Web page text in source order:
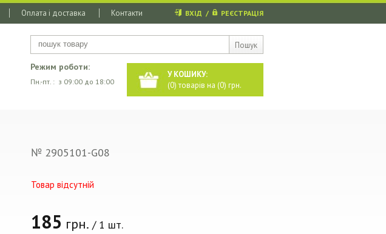
Пошук
Оплата і доставка Контакти ВХІД / РЕЄСТРАЦІЯ
У КОШИКУ:
(0) товарів на (0) грн.
Режим роботи:
Пн.-пт. : з 09:00 до 18:00
№ 2905101-G08
Товар відсутній
185 грн. / 1 шт.